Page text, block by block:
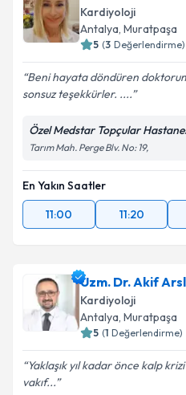
Kardiyoloji
Antalya, Muratpaşa
5 (3 Değerlendirme)
Beni hayata döndüren
sonsuz teşekkürler. ....
Özel Medstar Topçular
Tarım Mah. Perge Blv. No: 19,
En Yakın Saatler
11:00
11:20
Uzm. Dr. Akif
Kardiyoloji
Antalya, Muratpaşa
5 (1 Değerlendirme)
Yaklaşık yıl kadar önce kalp
vakıf...